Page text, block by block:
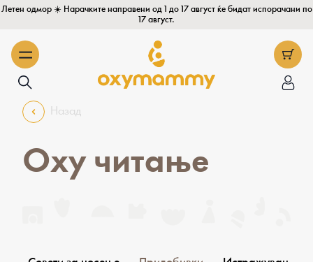
Летен одмор ☀️ Нарачките направени од 1 до 17 август ќе бидат испорачани по
17 август.
Назад
Oxy читање